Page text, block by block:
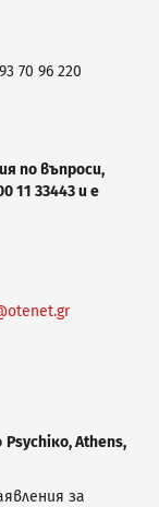
70 96 220
по въпроси,
11 33443 и е
Psychiκo,Athens,
за